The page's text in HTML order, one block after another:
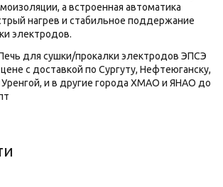
а встроенная автоматика
нагрев и стабильное поддержание
электродов.
для сушки/прокалки электродов ЭПСЭ
с доставкой по Сургуту, Нефтеюганску,
и в другие города ХМАО и ЯНАО до